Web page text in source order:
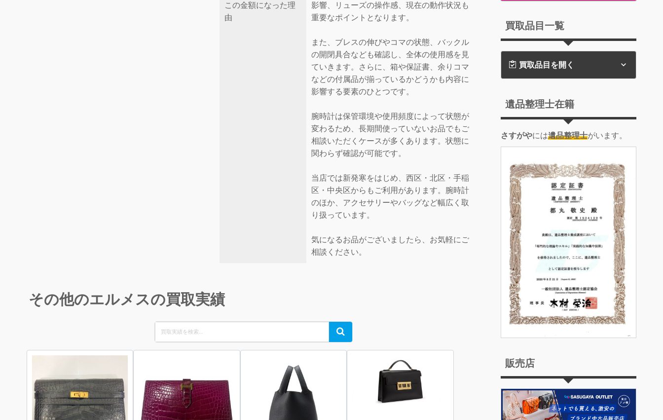
この金額になった理
由
影響、リューズの操作感、現在の動作状況も
重要なポイントとなります。
また、ブレスの伸びやコマの状態、バックル
の開閉具合なども確認し、全体の使用感を見
ていきます。さらに、箱や保証書、余りコマ
などの付属品が揃っているかどうかも内容に
影響する要素のひとつです。
腕時計は保管環境や使用頻度によって状態が
変わるため、長期間使っていないお品でもご
相談いただくケースが多くあります。状態に
関わらず確認が可能です。
当店では新発寒をはじめ、西区・北区・手稲
区・中央区からもご利用があります。腕時計
のほか、アクセサリーやバッグなど幅広く取
り扱っています。
気になるお品がございましたら、お気軽にご
相談ください。
その他のエルメスの買取実績
Search
for:
Search
買取品目一覧
買取品目を開く
遺品整理士在籍
さすがやには遺品整理士がいます。
販売店